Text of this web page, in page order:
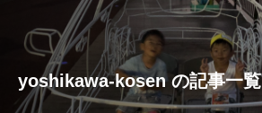
yoshikawa-kosen の記事一覧